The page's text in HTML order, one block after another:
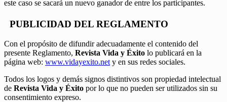
este caso se sacará un nuevo ganador de entre los participantes.
PUBLICIDAD DEL REGLAMENTO
Con el propósito de difundir adecuadamente el contenido del
presente Reglamento, Revista Vida y Éxito lo publicará en la
página web: www.vidayexito.net y en sus redes sociales.
Todos los logos y demás signos distintivos son propiedad intelectual
de Revista Vida y Éxito por lo que no pueden ser utilizados sin su
consentimiento expreso.